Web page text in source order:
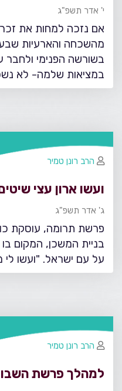
י' אדר תשפ"ג
אם נזכה למחות את
מהשכחה והארעיות
בשורשה הפנימי ולחבר
במציאות שלמה- לא
ועשו ארון עצי
ג' אדר תשפ"ג
פרשת תרומה, עוסקת
בניית המשכן, המקום
על עם ישראל. "ועשו
הרב רונן טמיר
למהלך פרשת
הרב רונן טמיר